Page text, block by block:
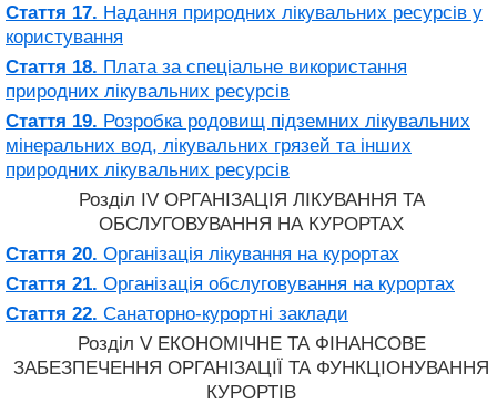
Стаття 17. Надання природних лікувальних ресурсів у
користування
Стаття 18. Плата за спеціальне використання
природних лікувальних ресурсів
Стаття 19. Розробка родовищ підземних лікувальних
мінеральних вод, лікувальних грязей та інших
природних лікувальних ресурсів
Розділ IV ОРГАНІЗАЦІЯ ЛІКУВАННЯ ТА
ОБСЛУГОВУВАННЯ НА КУРОРТАХ
Стаття 20. Організація лікування на курортах
Стаття 21. Організація обслуговування на курортах
Стаття 22. Санаторно-курортні заклади
Розділ V ЕКОНОМІЧНЕ ТА ФІНАНСОВЕ
ЗАБЕЗПЕЧЕННЯ ОРГАНІЗАЦІЇ ТА ФУНКЦІОНУВАННЯ
КУРОРТІВ